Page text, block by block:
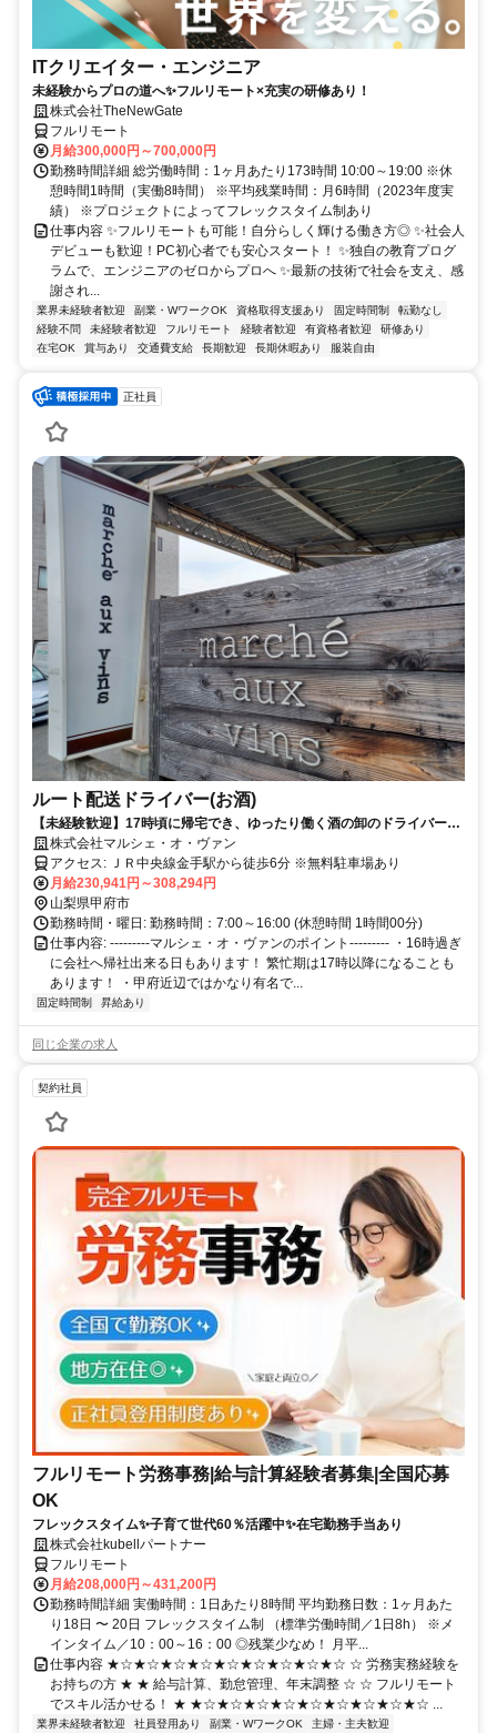
ITクリエイター・エンジニア
未経験からプロの道へ✨フルリモート×充実の研修あり！
株式会社TheNewGate
フルリモート
月給300,000円～700,000円
勤務時間詳細 総労働時間：1ヶ月あたり173時間 10:00～19:00 ※休
憩時間1時間（実働8時間） ※平均残業時間：月6時間（2023年度実
績） ※プロジェクトによってフレックスタイム制あり
仕事内容 ✨フルリモートも可能！自分らしく輝ける働き方◎ ✨社会人
デビューも歓迎！PC初心者でも安心スタート！ ✨独自の教育プログ
ラムで、エンジニアのゼロからプロへ ✨最新の技術で社会を支え、感
謝され...
業界未経験者歓迎 副業・WワークOK 資格取得支援あり 固定時間制
転勤なし
経験不問
未経験者歓迎 フルリモート 経験者歓迎 有資格者歓迎
研修あり
在宅OK
賞与あり 交通費支給 長期歓迎 長期休暇あり 服装自由
正社員
ルート配送ドライバー(お酒)
【未経験歓迎】17時頃に帰宅でき、ゆったり働く酒の卸のドライバー募
集！株式会社マルシェ・オ・ヴァン
アクセス: ＪＲ中央線金手駅から徒歩6分 ※無料駐車場あり
月給230,941円～308,294円
山梨県甲府市
勤務時間・曜日: 勤務時間：7:00～16:00 (休憩時間 1時間00分)
仕事内容: ---------マルシェ・オ・ヴァンのポイント--------- ・16時過ぎ
に会社へ帰社出来る日もあります！ 繁忙期は17時以降になることも
あります！ ・甲府近辺ではかなり有名で...
固定時間制 昇給あり
同じ企業の求人
契約社員
フルリモート労務事務|給与計算経験者募集|全国応募
OK
フレックスタイム✨子育て世代60％活躍中✨在宅勤務手当あり
株式会社kubellパートナー
フルリモート
月給208,000円～431,200円
勤務時間詳細 実働時間：1日あたり8時間 平均勤務日数：1ヶ月あた
り18日 〜 20日 フレックスタイム制 （標準労働時間／1日8h） ※メ
インタイム／10：00～16：00 ◎残業少なめ！ 月平...
仕事内容 ★☆★☆★☆★☆★☆★☆★☆★☆★☆ ☆ 労務実務経験を
お持ちの方 ★ ★ 給与計算、勤怠管理、年末調整 ☆ ☆ フルリモート
でスキル活かせる！ ★ ★☆★☆★☆★☆★☆★☆★☆★☆★☆ ...
業界未経験者歓迎 社員登用あり 副業・WワークOK 主婦・主夫歓迎